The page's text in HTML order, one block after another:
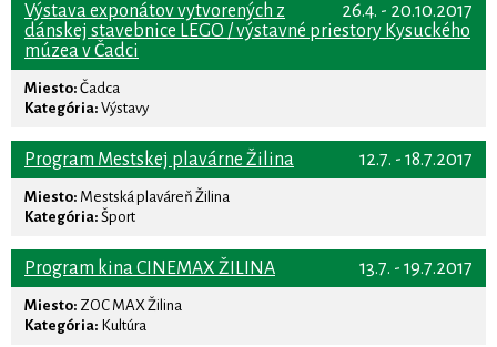
26.4. - 20.10.2017
Výstava exponátov vytvorených z
dánskej stavebnice LEGO / výstavné priestory Kysuckého
múzea v Čadci
Miesto: Čadca
Kategória: Výstavy
12.7. - 18.7.2017
Program Mestskej plavárne Žilina
Miesto: Mestská plaváreň Žilina
Kategória: Šport
13.7. - 19.7.2017
Program kina CINEMAX ŽILINA
Miesto: ZOC MAX Žilina
Kategória: Kultúra